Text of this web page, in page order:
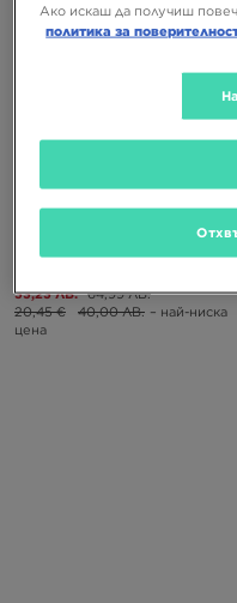
СУПЕР ОФЕРТА
33,23 ЛВ. 64,99 ЛВ.
20,45 €
40,00 ЛВ. – най-ниска
цена
Ако искаш да получиш
политика за